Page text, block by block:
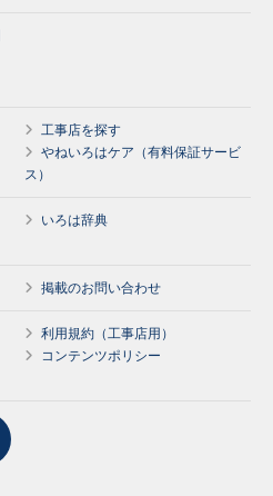
工事店を探す
やねいろはケア（有料保証サービ
ス）
いろは辞典
掲載のお問い合わせ
利用規約（工事店用）
コンテンツポリシー